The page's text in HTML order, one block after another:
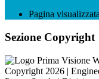
Pagina visualizzata
Sezione Copyright
Copyright 2026 |